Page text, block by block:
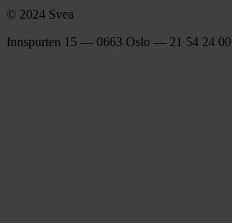
© 2024 Svea
Innspurten 15 — 0663 Oslo — 21 54 24 00